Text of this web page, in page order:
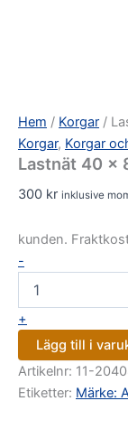
Hem / Korgar /
Korgar, Korgar
Lastnät 40 x
300 kr inklusive
kunden.
-
+
Lägg till i
Artikelnr: 11-
Etiketter: Märke: